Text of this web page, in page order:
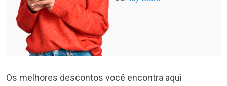
Os melhores descontos você encontra aqui